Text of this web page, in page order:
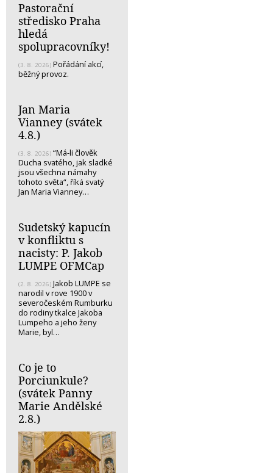
Pastorační
středisko Praha
hledá
spolupracovníky!
(3. 8. 2026) Pořádání akcí,
běžný provoz.
Jan Maria
Vianney (svátek
4.8.)
(3. 8. 2026) “Má-li člověk
Ducha svatého, jak sladké
jsou všechna námahy
tohoto světa“, říká svatý
Jan Maria Vianney…
Sudetský kapucín
v konfliktu s
nacisty: P. Jakob
LUMPE OFMCap
(2. 8. 2026) Jakob LUMPE se
narodil v rove 1900 v
severočeském Rumburku
do rodiny tkalce Jakoba
Lumpeho a jeho ženy
Marie, byl…
Co je to
Porciunkule?
(svátek Panny
Marie Andělské
2.8.)